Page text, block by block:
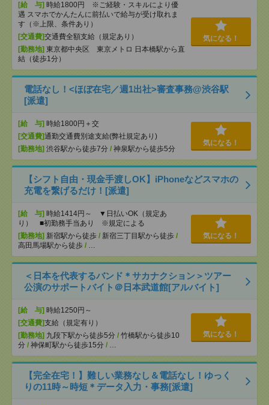
[給 与] 時給1800円 ※ご経験・スキルにより優
遇 スマホでかんたんに前払いで給与が受け取れま
す（※上限、条件あり）
[交通費]交通費全額支給（規定あり）
[勤務地] 東京都中央区 東京メトロ 日本橋駅から直
結（徒歩1分）
気になる！
電話なし！<ほぼ在宅／週1出社>審査事務@渋谷駅
[派遣]
[給 与] 時給1800円＋交
[交通費]通勤交通費別途支給(弊社規定あり)
[勤務地] 渋谷駅から徒歩7分 / 神泉駅から徒歩5分
気になる！
【シフト自由・現金手渡しOK】iPhoneなどスマホの
充電を繋げるだけ！[派遣]
[給 与] 時給1414円～ ▼日払いOK（規定あ
り） ■初勤務手当あり ※規定による
[勤務地] 新宿駅から徒歩 / 新宿三丁目駅から徒歩 /
高田馬場駅から徒歩 / …
気になる！
＜日本を代表するバンド＊サカナクション＞ツアー
公演のサポートバイト＠日本武道館[アルバイト]
[給 与] 時給1250円～
[交通費]支給（規定有り）
[勤務地] 九段下駅から徒歩5分 / 竹橋駅から徒歩10
分 / 神保町駅から徒歩15分 / …
気になる！
【完全在宅！】難しい業務なし＆電話なし！ゆっく
りの11時～時短＊データ入力・事務[派遣]